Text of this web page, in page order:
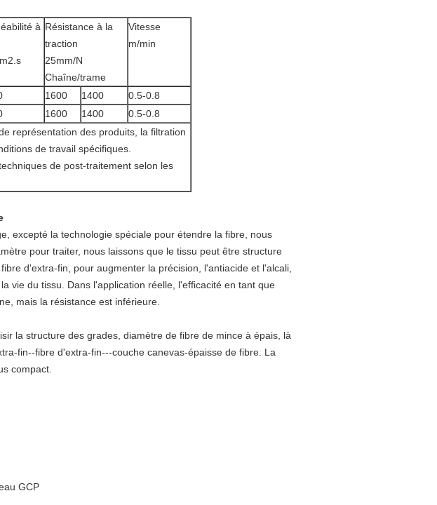
à Résistance à la
traction
25mm/N
Chaîne/trame
Vitesse
m/min
1600 1400
0.5-0.8
1600 1400
0.5-0.8
représentation des produits, la filtration
de travail spécifiques.
de post-traitement selon les
excepté la technologie spéciale pour étendre la fibre, nous
pour traiter, nous laissons que le tissu peut être structure
d'extra-fin, pour augmenter la précision, l'antiacide et l'alcali,
vie du tissu. Dans l'application réelle, l'efficacité en tant que
mais la résistance est inférieure.
la structure des grades, diamètre de fibre de mince à épais, là
fin--fibre d'extra-fin---couche canevas-épaisse de fibre. La
compact.
GCP